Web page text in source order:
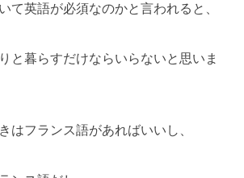
て英語が必須なのかと言われると、
と暮らすだけならいらないと思いま
はフランス語があればいいし、